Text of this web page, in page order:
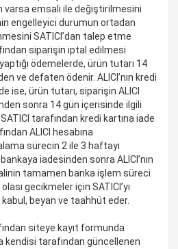
varsa emsali ile değiştirilmesini
engelleyici durumun ortadan
SATICI’dan talep etme
siparişin iptal edilmesi
ödemelerde, ürün tutarı 14
ve defaten ödenir. ALICI’nın kredi
ise, ürün tutarı, siparişin ALICI
sonra 14 gün içerisinde ilgili
tarafından kredi kartına iade
ALICI hesabına
sürecin 2 ile 3 haftayı
iadesinden sonra ALICI’nın
tamamen banka işlem süreci
gecikmeler için SATICI’yı
beyan ve taahhüt eder.
siteye kayıt formunda
kendisi tarafından güncellenen